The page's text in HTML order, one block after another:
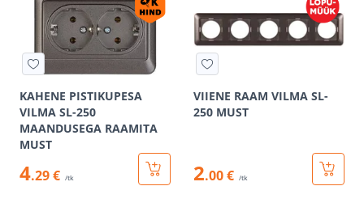
KAHENE PISTIKUPESA
VILMA SL-250
MAANDUSEGA RAAMITA
MUST
4.29 € /tk
VIIENE RAAM VILMA SL-
250 MUST
2.00 € /tk